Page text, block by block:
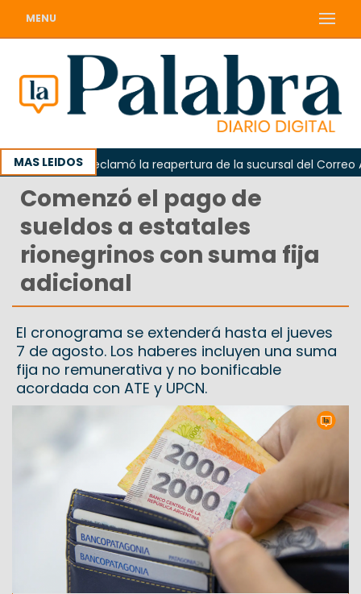
MENU
MAS LEIDOS
Odarda reclamó la reapertura de la sucursal del Correo
Comenzó el pago de
sueldos a estatales
rionegrinos con suma fija
adicional
El cronograma se extenderá hasta el jueves
7 de agosto. Los haberes incluyen una suma
fija no remunerativa y no bonificable
acordada con ATE y UPCN.